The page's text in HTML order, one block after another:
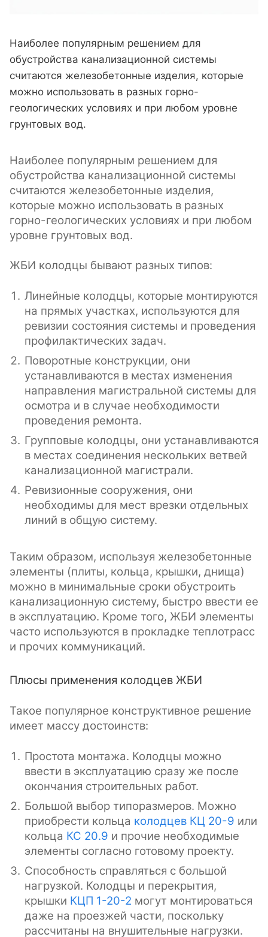
Наиболее популярным решением для
обустройства канализационной системы
считаются железобетонные изделия, которые
можно использовать в разных горно-
геологических условиях и при любом уровне
грунтовых вод.
Наиболее популярным решением для
обустройства канализационной системы
считаются железобетонные изделия,
которые можно использовать в разных
горно-геологических условиях и при любом
уровне грунтовых вод.
ЖБИ колодцы бывают разных типов:
Линейные колодцы, которые монтируются
на прямых участках, используются для
ревизии состояния системы и проведения
профилактических задач.
Поворотные конструкции, они
устанавливаются в местах изменения
направления магистральной системы для
осмотра и в случае необходимости
проведения ремонта.
Групповые колодцы, они устанавливаются
в местах соединения нескольких ветвей
канализационной магистрали.
Ревизионные сооружения, они
необходимы для мест врезки отдельных
линий в общую систему.
Таким образом, используя железобетонные
элементы (плиты, кольца, крышки, днища)
можно в минимальные сроки обустроить
канализационную систему, быстро ввести ее
в эксплуатацию. Кроме того, ЖБИ элементы
часто используются в прокладке теплотрасс
и прочих коммуникаций.
Плюсы применения колодцев ЖБИ
Такое популярное конструктивное решение
имеет массу достоинств:
Простота монтажа. Колодцы можно
ввести в эксплуатацию сразу же после
окончания строительных работ.
Большой выбор типоразмеров. Можно
приобрести кольца колодцев КЦ 20-9 или
кольца КС 20.9 и прочие необходимые
элементы согласно готовому проекту.
Способность справляться с большой
нагрузкой. Колодцы и перекрытия,
крышки КЦП 1-20-2 могут монтироваться
даже на проезжей части, поскольку
рассчитаны на внушительные нагрузки.